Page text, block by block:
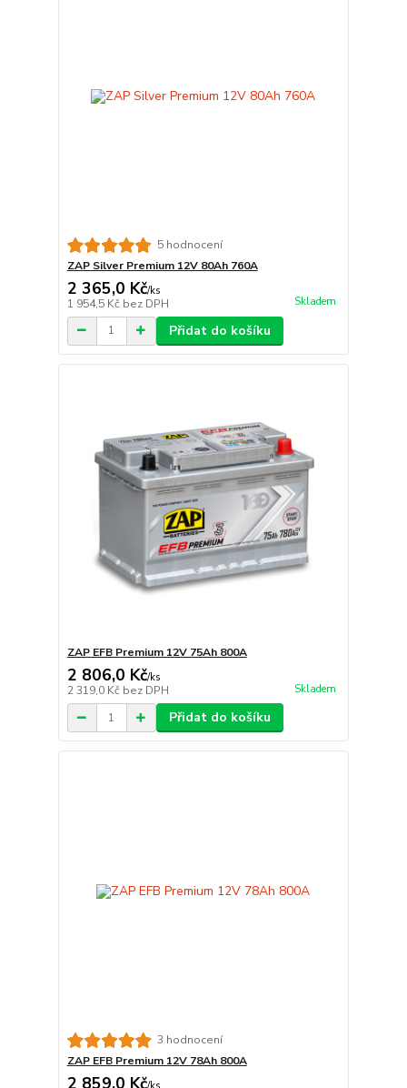
5 hodnocení
ZAP Silver Premium 12V 80Ah 760A
2 365,0 Kč/ks
1 954,5 Kč bez DPH Skladem
Přidat do košíku
ZAP EFB Premium 12V 75Ah 800A
2 806,0 Kč/ks
2 319,0 Kč bez DPH Skladem
Přidat do košíku
3 hodnocení
ZAP EFB Premium 12V 78Ah 800A
2 859,0 Kč